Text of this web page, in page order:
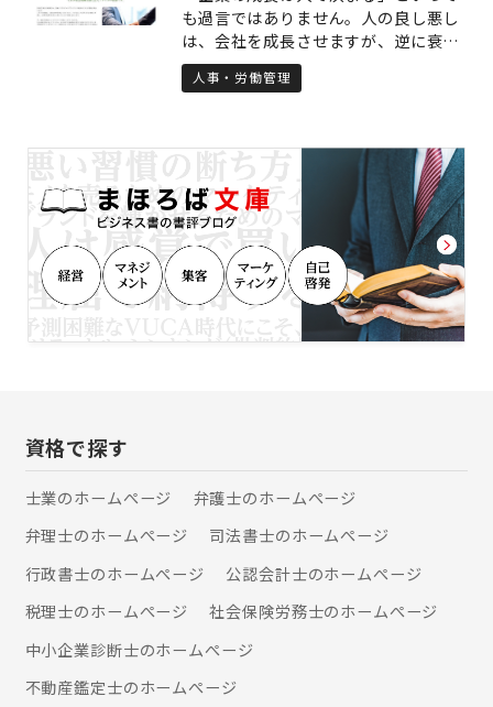
けてサポートします。
きる、 真のパートナーシップを目指し
ます！！
も過言ではありません。人の良し悪し
は、会社を成長させますが、逆に衰退
させることもあります。 企業勤務の経
験を活かし、社長の味方として会社を
労働保険事務組合を併設しております
ので、労災に加入したい社長様はご相
談ください。 とにかく相談しやすい事
務所作りを目指しております。なんで
もお気軽にご相談ください。
人事・労働管理
資格で探す
士業のホームぺージ
弁護士のホームぺージ
弁理士のホームぺージ
司法書士のホームぺージ
行政書士のホームぺージ
公認会計士のホームぺージ
税理士のホームぺージ
社会保険労務士のホームぺージ
中小企業診断士のホームぺージ
不動産鑑定士のホームぺージ